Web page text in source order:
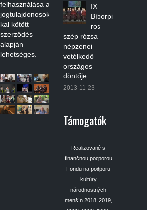
felhasználása a
jogtulajdonosok
kal kötött
szerződés
alapján
lehetséges.
IX.
Bíborpi
ros
szép rózsa
népzenei
vetélkedő
országos
döntője
2013-11-23
Támogatók
Realizované s
finančnou podporou
Fondu na podporu
kultúry
národnostných
menšín 2018, 2019,